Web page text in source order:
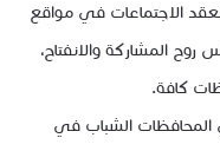
الاجتماعات في مواقع
روح المشاركة والانفتاح،
كافة.
الشباب في